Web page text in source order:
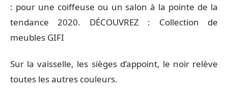
: pour une coiffeuse ou un salon à la pointe de la
tendance 2020. DÉCOUVREZ : Collection de
meubles GIFI
Sur la vaisselle, les sièges d’appoint, le noir relève
toutes les autres couleurs.